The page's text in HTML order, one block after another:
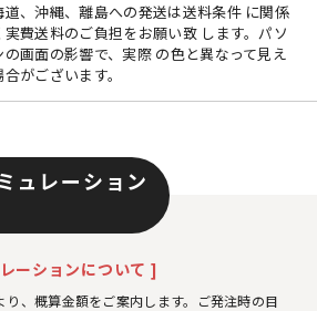
道、沖縄、離島への発送は送料条件 に関係
実費送料のご負担をお願い致 します。パソ
の画面の影響で、実際 の色と異なって見え
がございます。
ュレーション
ーションについて ]
、概算金額をご案内します。ご発注時の目